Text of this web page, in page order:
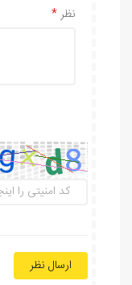
نظر
ارسال نظر